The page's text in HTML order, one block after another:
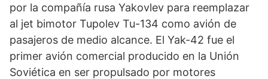
por la compañía rusa Yakovlev para reemplazar
al jet bimotor Tupolev Tu-134 como avión de
pasajeros de medio alcance. El Yak-42 fue el
primer avión comercial producido en la Unión
Soviética en ser propulsado por motores